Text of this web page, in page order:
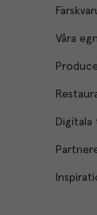
Våra
Digitala